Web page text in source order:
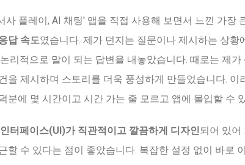
사 플레이, AI 채팅' 앱을 직접 사용해 보면서 느낀 가장
답 속도였습니다. 제가 던지는 질문이나 제시하는 상황
리적으로 말이 되는 답변을 내놓았습니다. 때로는 제
을 제시하며 스토리를 더욱 풍성하게 만들었습니다. 이
분에 몇 시간이고 시간 가는 줄 모르고 앱에 몰입할 수
터페이스(UI)가 직관적이고 깔끔하게 디자인되어 있어
할 수 있다는 점이 좋았습니다. 복잡한 설정 없이 바로